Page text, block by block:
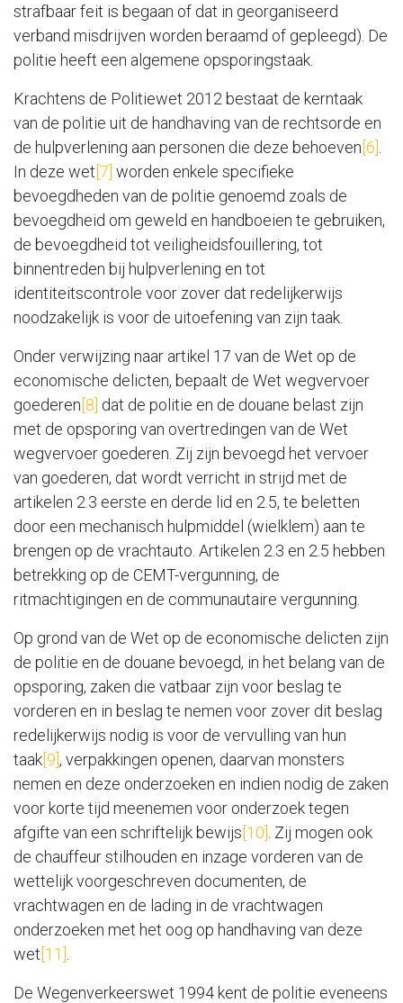
strafbaar feit is begaan of dat in georganiseerd
verband misdrijven worden beraamd of gepleegd). De
politie heeft een algemene opsporingstaak.
Krachtens de Politiewet 2012 bestaat de kerntaak
van de politie uit de handhaving van de rechtsorde en
de hulpverlening aan personen die deze behoeven [6]
In deze wet [7] worden enkele specifieke
bevoegdheden van de politie genoemd zoals de
bevoegdheid om geweld en handboeien te gebruiken,
de bevoegdheid tot veiligheidsfouillering, tot
binnentreden bij hulpverlening en tot
identiteitscontrole voor zover dat redelijkerwijs
noodzakelijk is voor de uitoefening van zijn taak.
Onder verwijzing naar artikel 17 van de Wet op de
economische delicten, bepaalt de Wet wegvervoer
goederen [8] dat de politie en de douane belast zijn
met de opsporing van overtredingen van de Wet
wegvervoer goederen. Zij zijn bevoegd het vervoer
van goederen, dat wordt verricht in strijd met de
artikelen 2.3 eerste en derde lid en 2.5, te beletten
door een mechanisch hulpmiddel (wielklem) aan te
brengen op de vrachtauto. Artikelen 2.3 en 2.5 hebben
betrekking op de CEMT-vergunning, de
ritmachtigingen en de communautaire vergunning.
Op grond van de Wet op de economische delicten zijn
de politie en de douane bevoegd, in het belang van de
opsporing, zaken die vatbaar zijn voor beslag te
vorderen en in beslag te nemen voor zover dit beslag
redelijkerwijs nodig is voor de vervulling van hun
taak [9] , verpakkingen openen, daarvan monsters
nemen en deze onderzoeken en indien nodig de zaken
voor korte tijd meenemen voor onderzoek tegen
afgifte van een schriftelijk bewijs [10]
. Zij mogen ook
de chauffeur stilhouden en inzage vorderen van de
wettelijk voorgeschreven documenten, de
vrachtwagen en de lading in de vrachtwagen
onderzoeken met het oog op handhaving van deze
wet [11]
De Wegenverkeerswet 1994 kent de politie eveneens